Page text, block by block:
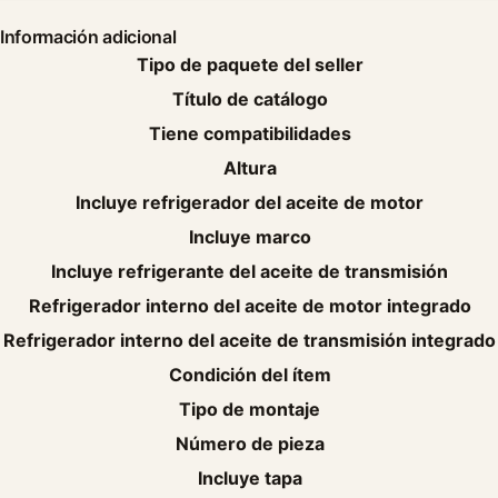
Información adicional
Tipo de paquete del seller
Título de catálogo
Tiene compatibilidades
Altura
Incluye refrigerador del aceite de motor
Incluye marco
Incluye refrigerante del aceite de transmisión
Refrigerador interno del aceite de motor integrado
Refrigerador interno del aceite de transmisión integrado
Condición del ítem
Tipo de montaje
Número de pieza
Incluye tapa